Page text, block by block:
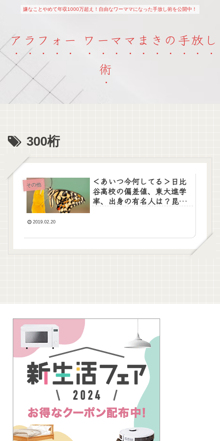
嫌なことやめて年収1000万超え！自由なワーママになった手放し術を公開中！
アラフォー ワーママまきの手放し
術
300桁
その他
＜あいつ今何してる＞日比
谷高校の偏差値、東大進学
率、出身の有名人は？昆虫
2019.02.20